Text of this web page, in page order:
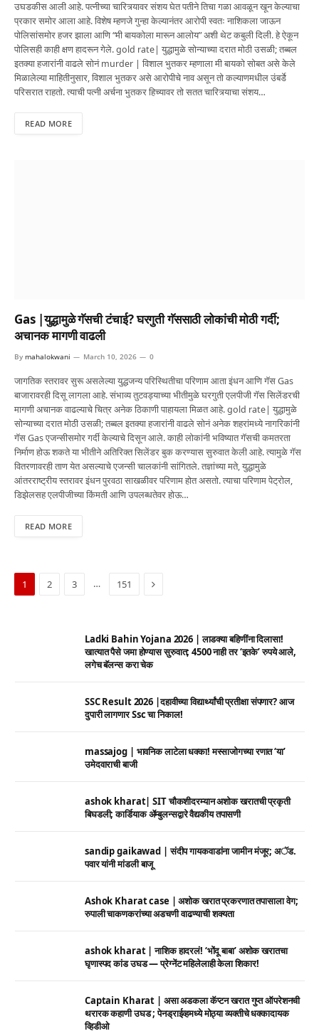
उघडकीस आली आहे. पत्नीच्या चारित्र्यावर संशय घेत पतीने तिचा गळा आवळून खून केल्याचा
प्रकार समोर आला आहे. विशेष म्हणजे गुन्हा केल्यानंतर आरोपी स्वतः नाशिकला जाऊन
पोलिसांसमोर हजर झाला आणि “मी बायकोला मारून आलोय” अशी थेट कबुली दिली. हे ऐकून
पोलिसही काही क्षण हादरून गेले. gold rate| युद्धामुळे सोन्याच्या दरात मोठी उसळी; तब्बल
इतक्या हजारांनी वाढले सोनं murder | विशाल भुतकर म्हणाला मी बायको सोबत असे केले
मिळालेल्या माहितीनुसार, विशाल भुतकर असे आरोपीचे नाव असून तो कल्याणमधील उंबर्डे
परिसरात राहतो. त्याची पत्नी अर्चना भुतकर हिच्यावर तो सतत चारित्र्याचा संशय…
READ MORE
Gas |युद्धामुळे गॅसची टंचाई? घरगुती गॅससाठी लोकांची मोठी गर्दी;
अचानक मागणी वाढली
By mahalokwani March 10, 2026 0
जागतिक स्तरावर सुरू असलेल्या युद्धजन्य परिस्थितीचा परिणाम आता इंधन आणि गॅस Gas
बाजारावरही दिसू लागला आहे. संभाव्य तुटवड्याच्या भीतीमुळे घरगुती एलपीजी गॅस सिलेंडरची
मागणी अचानक वाढल्याचे चित्र अनेक ठिकाणी पाहायला मिळत आहे. gold rate| युद्धामुळे
सोन्याच्या दरात मोठी उसळी; तब्बल इतक्या हजारांनी वाढले सोनं अनेक शहरांमध्ये नागरिकांनी
गॅस Gas एजन्सीसमोर गर्दी केल्याचे दिसून आले. काही लोकांनी भविष्यात गॅसची कमतरता
निर्माण होऊ शकते या भीतीने अतिरिक्त सिलेंडर बुक करण्यास सुरुवात केली आहे. त्यामुळे गॅस
वितरणावरही ताण येत असल्याचे एजन्सी चालकांनी सांगितले. तज्ञांच्या मते, युद्धामुळे
आंतरराष्ट्रीय स्तरावर इंधन पुरवठा साखळीवर परिणाम होत असतो. त्याचा परिणाम पेट्रोल,
डिझेलसह एलपीजीच्या किंमती आणि उपलब्धतेवर होऊ…
READ MORE
1 2 3 … 151 Next
Ladki Bahin Yojana 2026 | लाडक्या बहिणींना दिलासा!
खात्यात पैसे जमा होण्यास सुरुवात; 4500 नाही तर ‘इतके’ रुपये आले,
लगेच बॅलन्स करा चेक
SSC Result 2026 |दहावीच्या विद्यार्थ्यांची प्रतीक्षा संपणार? आज
दुपारी लागणार Ssc चा निकाल!
massajog | भावनिक लाटेला धक्का! मस्साजोगच्या रणात ‘या’
उमेदवाराची बाजी
ashok kharat| SIT चौकशीदरम्यान अशोक खरातची प्रकृती
बिघडली; कार्डियाक ॲम्बुलन्सद्वारे वैद्यकीय तपासणी
sandip gaikawad | संदीप गायकवाडांना जामीन मंजूर; अॅड.
पवार यांनी मांडली बाजू
Ashok Kharat case | अशोक खरात प्रकरणात तपासाला वेग;
रुपाली चाकणकरांच्या अडचणी वाढण्याची शक्यता
ashok kharat | नाशिक हादरलं! ‘भोंदू बाबा’ अशोक खरातचा
घृणास्पद कांड उघड — प्रेग्नेंट महिलेलाही केला शिकार!
Captain Kharat | असा अडकला कॅप्टन खरात गुप्त ऑपरेशनची
थरारक कहाणी उघड ; पेनड्राईव्हमध्ये मोठ्या व्यक्तीचे धक्कादायक
व्हिडीओ